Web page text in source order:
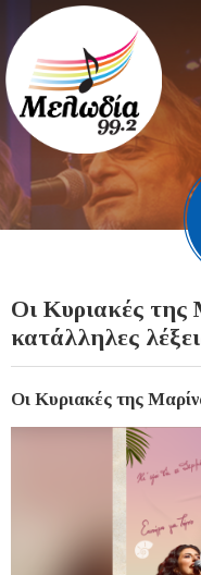
Οι Κυριακές της
κατάλληλες
Οι Κυριακές της